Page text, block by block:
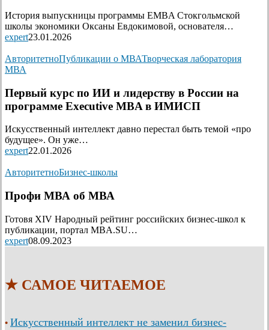
История выпускницы программы EMBA Стокгольмской
школы экономики Оксаны Евдокимовой, основателя…
expert23.01.2026
АвторитетноПубликации о МВАТворческая лаборатория
МВА
Первый курс по ИИ и лидерству в России на
программе Executive MBA в ИМИСП
Искусственный интеллект давно перестал быть темой «про
будущее». Он уже…
expert22.01.2026
АвторитетноБизнес-школы
Профи МВА об МВА
Готовя XIV Народный рейтинг российских бизнес-школ к
публикации, портал MBA.SU…
expert08.09.2023
★ САМОЕ ЧИТАЕМОЕ
• Искусственный интеллект не заменил бизнес-